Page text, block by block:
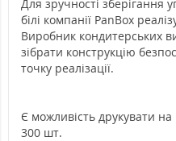
Для зручності зберігання
білі компанії PanBox
Виробник кондитерських
зібрати конструкцію
точку реалізації.
Є можливість друкувати
300 шт.